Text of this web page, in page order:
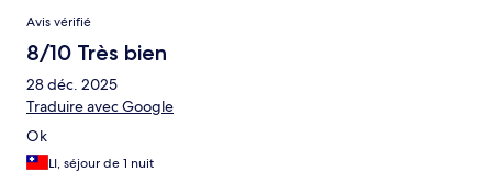
Avis vérifié
8/10 Très bien
28 déc. 2025
Traduire avec Google
Ok
LI, séjour de 1 nuit